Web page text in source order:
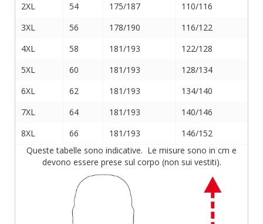
2XL 54 175/187
110/116
3XL
56 178/190
116/122
4XL
58 181/193
122/128
5XL
60 181/193
128/134
6XL
62 181/193
134/140
7XL
64 181/193
140/146
8XL
66 181/193
146/152
Queste tabelle sono indicative. Le misure sono in cm e
devono essere prese sul corpo (non sui vestiti).